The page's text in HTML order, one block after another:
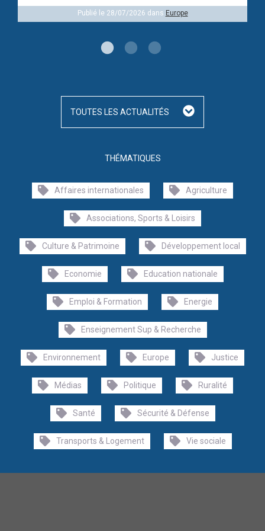
Publié le 28/07/2026 dans Europe
THÉMATIQUES
Affaires internationales Agriculture
Associations, Sports & Loisirs
Culture & Patrimoine Développement local
Economie Education nationale
Emploi & Formation Energie
Enseignement Sup & Recherche
Environnement Europe Justice
Médias Politique Ruralité
Santé Sécurité & Défense
Transports & Logement Vie sociale
TOUTES LES ACTUALITÉS